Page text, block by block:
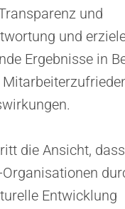
und
und
Ergebnisse in
die Ansicht,
Entwicklung